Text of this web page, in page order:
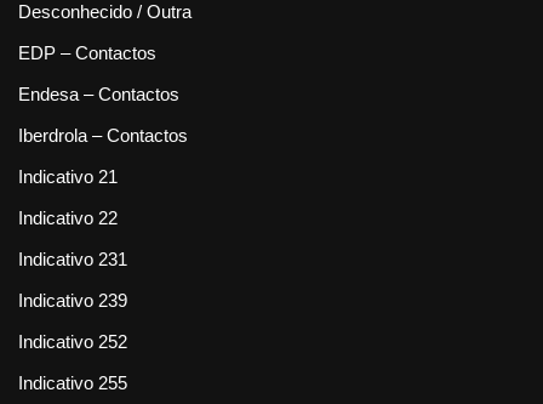
Desconhecido / Outra
EDP – Contactos
Endesa – Contactos
Iberdrola – Contactos
Indicativo 21
Indicativo 22
Indicativo 231
Indicativo 239
Indicativo 252
Indicativo 255